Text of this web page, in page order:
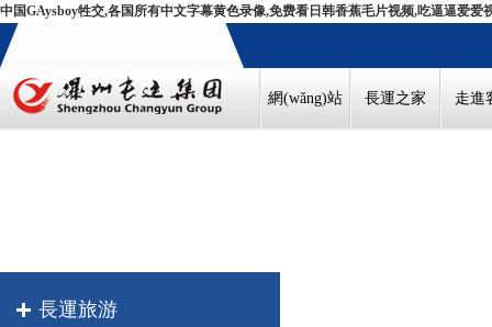
中国GAysboy牲交,各国所有中文字幕黄色录像,免费看日韩香蕉毛片视频,吃逼逼爱爱
網(wǎng)站 長運之家 走進
長運旅游